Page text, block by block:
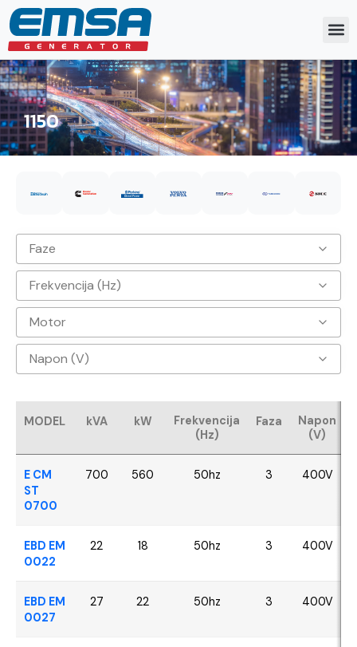
1150
Faze
3
Frekvencija (Hz)
50hz
Motor
Baudouin
CUMMINS
Perkins
VOLVO
YANGDONG
Napon (V)
400V
MODEL kVA kW
Frekvencija
(Hz)
Faza
Napon
(V)
E CM
ST
0700
700 560 50hz 3 400V
EBD EM
0022
22 18 50hz 3 400V
EBD EM
0027
27 22 50hz 3 400V